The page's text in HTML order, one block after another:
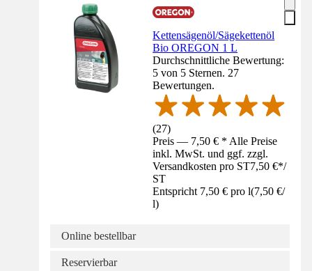
Kettensägenöl/Sägekettenöl
Bio OREGON 1 L
Durchschnittliche Bewertung:
5 von 5 Sternen. 27
Bewertungen.
(27)
Preis — 7,50 € * Alle Preise
inkl. MwSt. und ggf. zzgl.
Versandkosten pro ST7,50 €*/
ST
Entspricht 7,50 € pro l(7,50 €/
l)
Online bestellbar
Reservierbar